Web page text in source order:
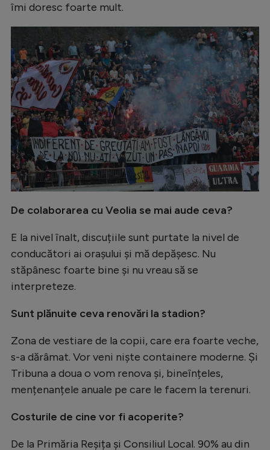
îmi doresc foarte mult.
De colaborarea cu Veolia se mai aude ceva?
E la nivel înalt, discuțiile sunt purtate la nivel de
conducători ai orașului și mă depășesc. Nu
stăpânesc foarte bine și nu vreau să se
interpreteze.
Sunt plănuite ceva renovări la stadion?
Zona de vestiare de la copii, care era foarte veche,
s-a dărâmat. Vor veni niște containere moderne. Și
Tribuna a doua o vom renova și, bineînțeles,
mențenanțele anuale pe care le facem la terenuri.
Costurile de cine vor fi acoperite?
De la Primăria Reșița și Consiliul Local. 90% au din